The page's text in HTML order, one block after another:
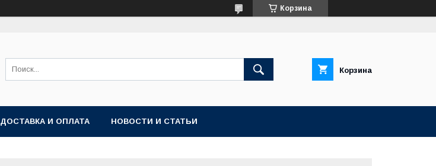
Корзина
Корзина
ДОСТАВКА И ОПЛАТА НОВОСТИ И СТАТЬИ